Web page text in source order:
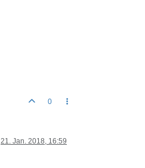
0
21. Jan. 2018, 16:59